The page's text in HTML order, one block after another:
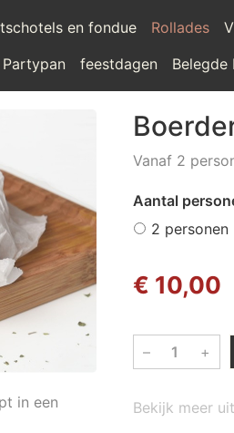
en fondue Rollades
Partypan feestdagen Belegde
in een
Vanaf 2
Aantal
2 personen
€ 10,00
– +
Bekijk meer